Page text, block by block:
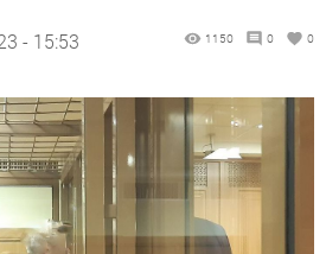
- 15:53 1150 0 0